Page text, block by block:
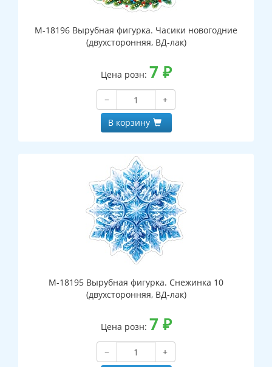
М-18196 Вырубная фигурка. Часики новогодние
(двухсторонняя, ВД-лак)
Цена розн: 7 ₽
−
+
В корзину
М-18195 Вырубная фигурка. Снежинка 10
(двухсторонняя, ВД-лак)
Цена розн: 7 ₽
−
+